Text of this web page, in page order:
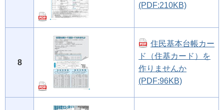
(PDF:210KB)
8
住民基本台帳カー
ド（住基カード）を
作りませんか
(PDF:96KB)